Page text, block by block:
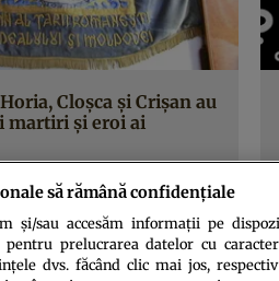
Cloșca și Crișan au
martiri și eroi ai
să rămână confidențiale
și/sau accesăm informații pe
prelucrarea datelor cu
dvs. făcând clic mai jos,